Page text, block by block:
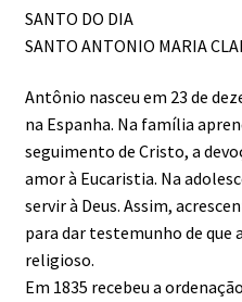
SANTO DO DIA
SANTO ANTONIO MARIA
Antônio nasceu em 23 de
na Espanha. Na família
seguimento de Cristo, a
amor à Eucaristia. Na
servir à Deus. Assim,
para dar testemunho de que
religioso.
Em 1835 recebeu a